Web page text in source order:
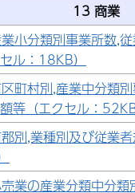
13 商業
小分類別事業所数,
ル：18KB）
町村別,産業中分類
等（エクセル：52KB
別,業種別及び従業
業の産業分類中分